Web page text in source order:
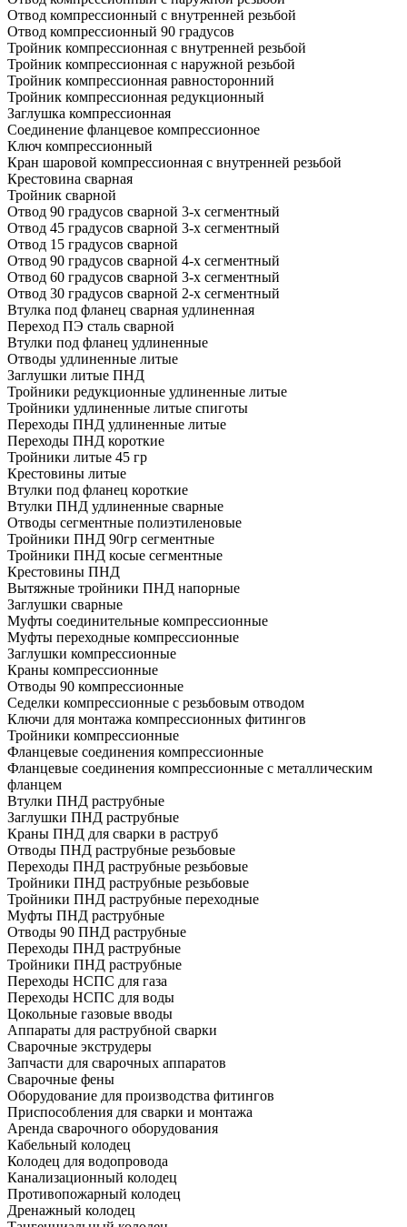
Отвод компрессионный с внутренней резьбой
Отвод компрессионный 90 градусов
Тройник компрессионная с внутренней резьбой
Тройник компрессионная с наружной резьбой
Тройник компрессионная равносторонний
Тройник компрессионная редукционный
Заглушка компрессионная
Соединение фланцевое компрессионное
Ключ компрессионный
Кран шаровой компрессионная с внутренней резьбой
Крестовина сварная
Тройник сварной
Отвод 90 градусов сварной 3-х сегментный
Отвод 45 градусов сварной 3-х сегментный
Отвод 15 градусов сварной
Отвод 90 градусов сварной 4-х сегментный
Отвод 60 градусов сварной 3-х сегментный
Отвод 30 градусов сварной 2-х сегментный
Втулка под фланец сварная удлиненная
Переход ПЭ сталь сварной
Втулки под фланец удлиненные
Отводы удлиненные литые
Заглушки литые ПНД
Тройники редукционные удлиненные литые
Тройники удлиненные литые спиготы
Переходы ПНД удлиненные литые
Переходы ПНД короткие
Тройники литые 45 гр
Крестовины литые
Втулки под фланец короткие
Втулки ПНД удлиненные сварные
Отводы сегментные полиэтиленовые
Тройники ПНД 90гр сегментные
Тройники ПНД косые сегментные
Крестовины ПНД
Вытяжные тройники ПНД напорные
Заглушки сварные
Муфты соединительные компрессионные
Муфты переходные компрессионные
Заглушки компрессионные
Краны компрессионные
Отводы 90 компрессионные
Седелки компрессионные с резьбовым отводом
Ключи для монтажа компрессионных фитингов
Тройники компрессионные
Фланцевые соединения компрессионные
Фланцевые соединения компрессионные с металлическим
фланцем
Втулки ПНД раструбные
Заглушки ПНД раструбные
Краны ПНД для сварки в раструб
Отводы ПНД раструбные резьбовые
Переходы ПНД раструбные резьбовые
Тройники ПНД раструбные резьбовые
Тройники ПНД раструбные переходные
Муфты ПНД раструбные
Отводы 90 ПНД раструбные
Переходы ПНД раструбные
Тройники ПНД раструбные
Переходы НСПС для газа
Переходы НСПС для воды
Цокольные газовые вводы
Аппараты для раструбной сварки
Сварочные экструдеры
Запчасти для сварочных аппаратов
Сварочные фены
Оборудование для производства фитингов
Приспособления для сварки и монтажа
Аренда сварочного оборудования
Кабельный колодец
Колодец для водопровода
Канализационный колодец
Противопожарный колодец
Дренажный колодец